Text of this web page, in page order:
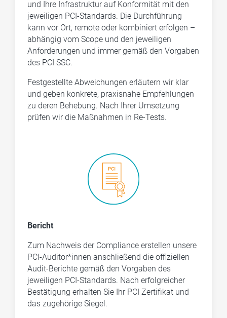
und Ihre Infrastruktur auf Konformität mit den
jeweiligen PCI-Standards. Die Durchführung
kann vor Ort, remote oder kombiniert erfolgen –
abhängig vom Scope und den jeweiligen
Anforderungen und immer gemäß den Vorgaben
des PCI SSC.
Festgestellte Abweichungen erläutern wir klar
und geben konkrete, praxisnahe Empfehlungen
zu deren Behebung. Nach Ihrer Umsetzung
prüfen wir die Maßnahmen in Re-Tests.
Bericht
Zum Nachweis der Compliance erstellen unsere
PCI-Auditor*innen anschließend die offiziellen
Audit-Berichte gemäß den Vorgaben des
jeweiligen PCI-Standards. Nach erfolgreicher
Bestätigung erhalten Sie Ihr PCI Zertifikat und
das zugehörige Siegel.